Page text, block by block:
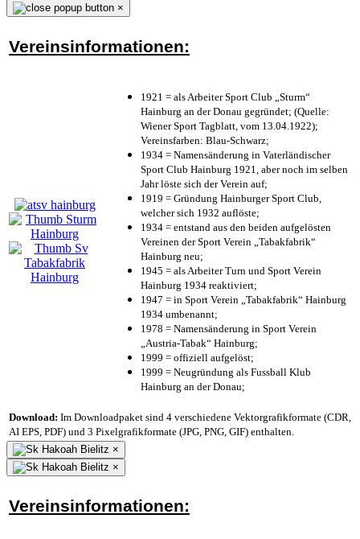
×
Vereinsinformationen:
1921 = als Arbeiter Sport Club „Sturm“
Hainburg an der Donau gegründet; (Quelle:
Wiener Sport Tagblatt, vom 13.04.1922);
Vereinsfarben: Blau-Schwarz;
1934 = Namensänderung in Vaterländischer
Sport Club Hainburg 1921, aber noch im selben
Jahr löste sich der Verein auf;
1919 = Gründung Hainburger Sport Club,
welcher sich 1932 auflöste;
1934 = entstand aus den beiden aufgelösten
Vereinen der Sport Verein „Tabakfabrik“
Hainburg neu;
1945 = als Arbeiter Turn und Sport Verein
Hainburg 1934 reaktiviert;
1947 = in Sport Verein „Tabakfabrik“ Hainburg
1934 umbenannt;
1978 = Namensänderung in Sport Verein
„Austria-Tabak“ Hainburg;
1999 = offiziell aufgelöst;
1999 = Neugründung als Fussball Klub
Hainburg an der Donau;
Download: Im Downloadpaket sind 4 verschiedene Vektorgrafikformate (CDR,
AI EPS, PDF) und 3 Pixelgrafikformate (JPG, PNG, GIF) enthalten.
×
×
Vereinsinformationen: